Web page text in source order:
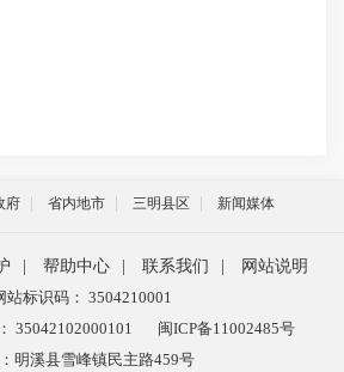
府 省内地市 三明县区 新闻媒体
帮助中心 联系我们
网站说明
站标识码： 3504210001
35042102000101
闽ICP备11002485号
明溪县雪峰镇民主路459号